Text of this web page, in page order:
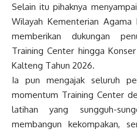
Selain itu pihaknya
Wilayah Kementerian
memberikan dukungan
Training Center hingga
Kalteng Tahun 2026.
Ia pun mengajak seluruh
momentum Training Center
latihan yang sungguh-
membangun kekompakan,